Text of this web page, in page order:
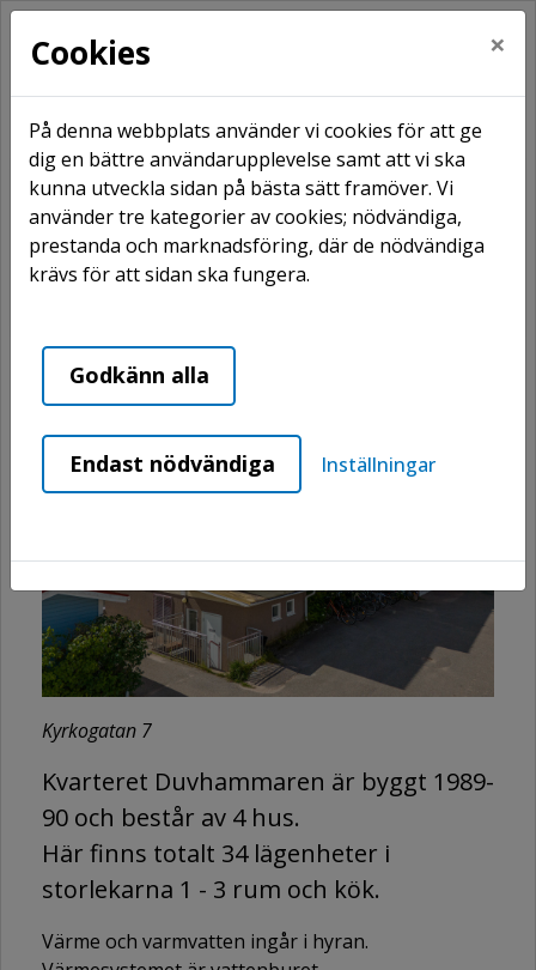
Hem Våra områden
Sveg
Duvhammaren
Duvhammaren
Kyrkogatan 7
Kvarteret Duvhammaren är byggt 1989-
90 och består av 4 hus.
Här finns totalt 34 lägenheter i
storlekarna 1 - 3 rum och kök.
Värme och varmvatten ingår i hyran.
Cookies ×
På denna webbplats använder vi cookies för att ge
dig en bättre användarupplevelse samt att vi ska
kunna utveckla sidan på bästa sätt framöver. Vi
använder tre kategorier av cookies; nödvändiga,
prestanda och marknadsföring, där de nödvändiga
krävs för att sidan ska fungera.
Godkänn alla
Endast nödvändiga Inställningar